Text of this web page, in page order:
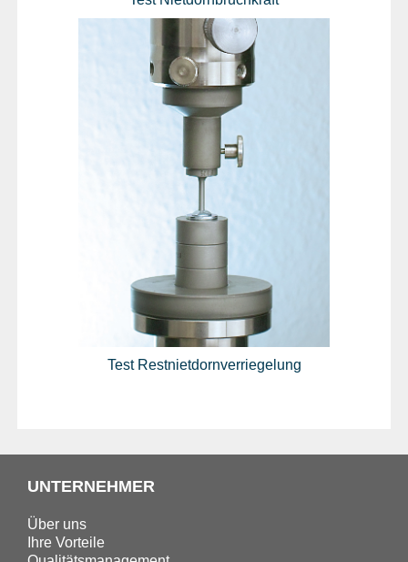
Test Restnietdornverriegelung
UNTERNEHMER
Über uns
Ihre Vorteile